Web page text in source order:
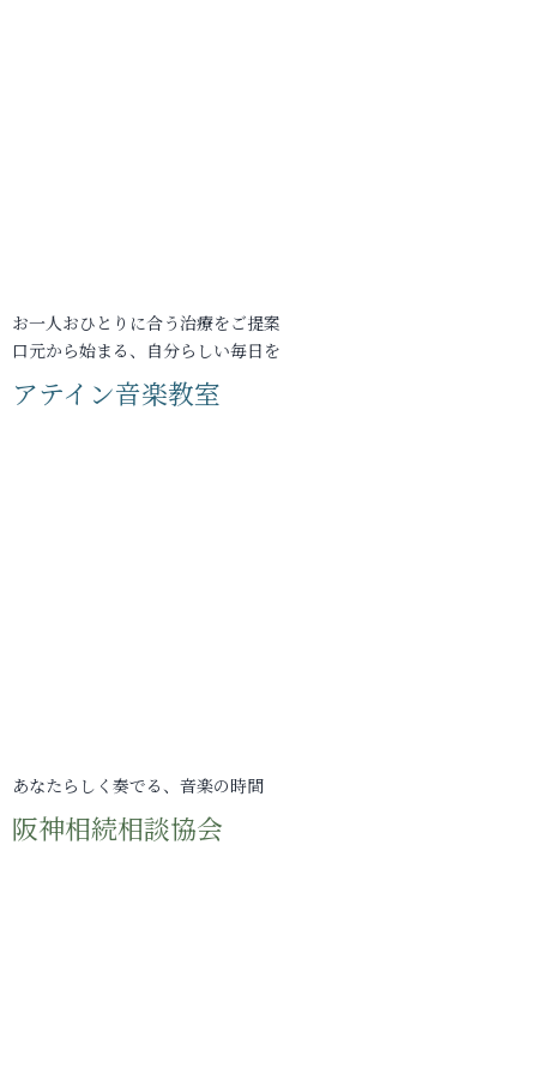
お一人おひとりに合う治療をご提案
口元から始まる、自分らしい毎日を
アテイン音楽教室
あなたらしく奏でる、音楽の時間
阪神相続相談協会